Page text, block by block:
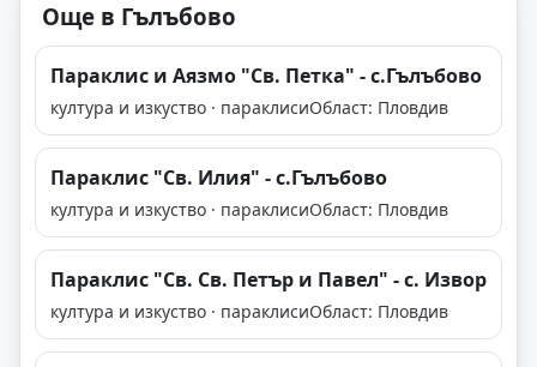
Още в Гълъбово
Параклис и Аязмо "Св. Петка" - с.Гълъбово
култура и изкуство · параклисиОбласт: Пловдив
Параклис "Св. Илия" - с.Гълъбово
култура и изкуство · параклисиОбласт: Пловдив
Параклис "Св. Св. Петър и Павел" - с. Извор
култура и изкуство · параклисиОбласт: Пловдив